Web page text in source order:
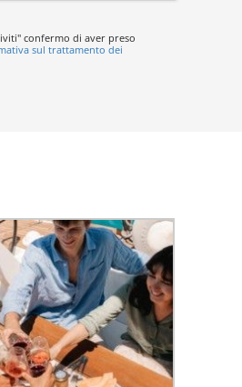
confermo di aver preso
sul trattamento dei